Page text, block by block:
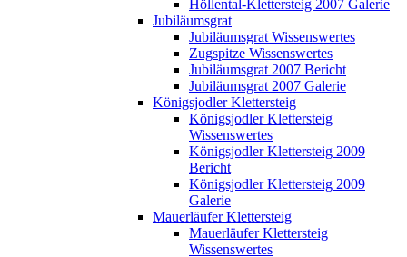
Höllental-Klettersteig 2007 Galerie
Jubiläumsgrat
Jubiläumsgrat Wissenswertes
Zugspitze Wissenswertes
Jubiläumsgrat 2007 Bericht
Jubiläumsgrat 2007 Galerie
Königsjodler Klettersteig
Königsjodler Klettersteig
Wissenswertes
Königsjodler Klettersteig 2009
Bericht
Königsjodler Klettersteig 2009
Galerie
Mauerläufer Klettersteig
Mauerläufer Klettersteig
Wissenswertes